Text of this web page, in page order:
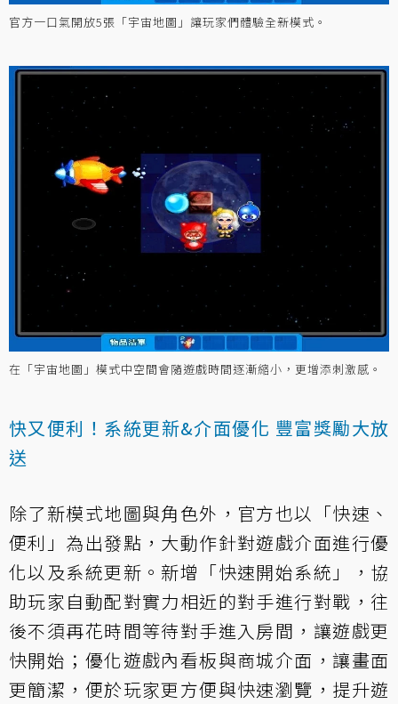
官方一口氣開放5張「宇宙地圖」讓玩家們體驗全新模式。
在「宇宙地圖」模式中空間會隨遊戲時間逐漸縮小，更增添刺激感。
快又便利！系統更新&介面優化 豐富獎勵大放
送
除了新模式地圖與角色外，官方也以「快速、
便利」為出發點，大動作針對遊戲介面進行優
化以及系統更新。新增「快速開始系統」，協
助玩家自動配對實力相近的對手進行對戰，往
後不須再花時間等待對手進入房間，讓遊戲更
快開始；優化遊戲內看板與商城介面，讓畫面
更簡潔，便於玩家更方便與快速瀏覽，提升遊